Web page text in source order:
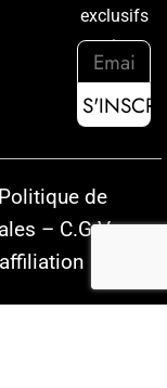
exclusifs
:
Politique de
– C.G.V–